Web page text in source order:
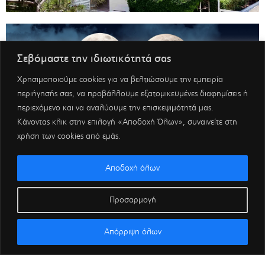
Σεβόμαστε την ιδιωτικότητά σας
Χρησιμοποιούμε cookies για να βελτιώσουμε την εμπειρία
περιήγησής σας, να προβάλλουμε εξατομικευμένες διαφημίσεις ή
περιεχόμενο και να αναλύουμε την επισκεψιμότητά μας.
Κάνοντας κλικ στην επιλογή «Αποδοχή Όλων», συναινείτε στη
χρήση των cookies από εμάς.
Προσαρμογή
Απόρριψη όλων
Αποδοχή όλων